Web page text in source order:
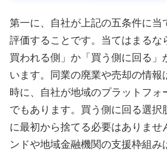
第一に、自社が上記の五条件に当
評価することです。当てはまるな
買われる側」か「買う側に回る」
います。同業の廃業や売却の情報
時に、自社が地域のプラットフォ
でもあります。買う側に回る選択
に最初から捨てる必要はありませ
ンドや地域金融機関の支援枠組み